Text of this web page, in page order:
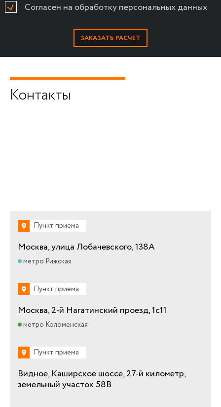
Согласен на обработку персональных данных
Контакты
Пункт приема
Москва, улица Лобачевского, 138А
метро Рижская
Пункт приема
Москва, 2-й Нагатинский проезд, 1с11
метро Коломенская
Пункт приема
Видное, Каширское шоссе, 27-й километр,
земельный участок 58В